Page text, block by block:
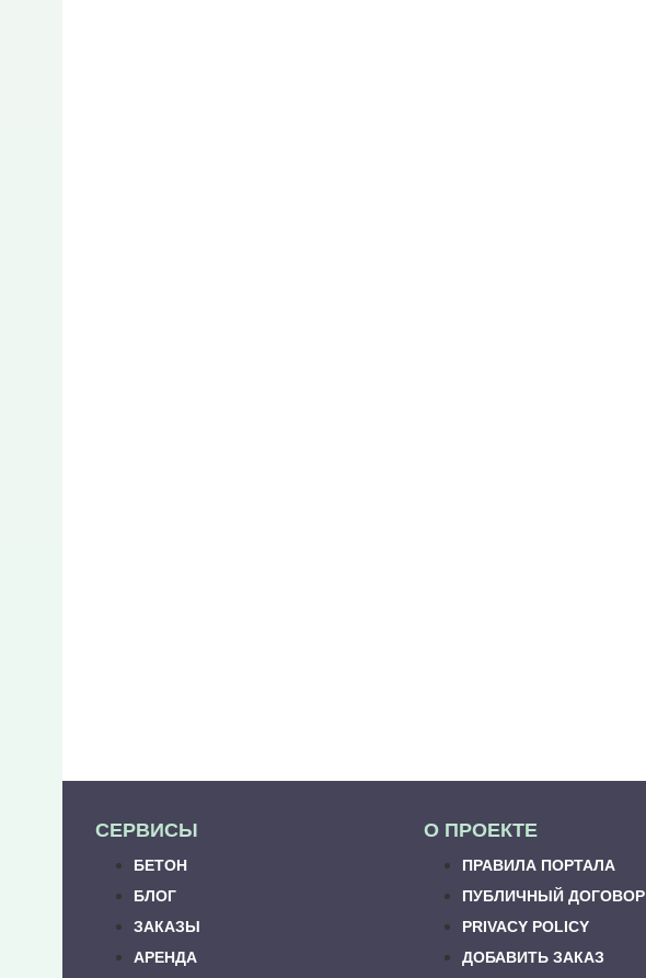
СЕРВИСЫ
БЕТОН
БЛОГ
ЗАКАЗЫ
АРЕНДА
О ПРОЕКТЕ
ПРАВИЛА ПОРТАЛА
ПУБЛИЧНЫЙ ДОГОВОР
PRIVACY POLICY
ДОБАВИТЬ ЗАКАЗ